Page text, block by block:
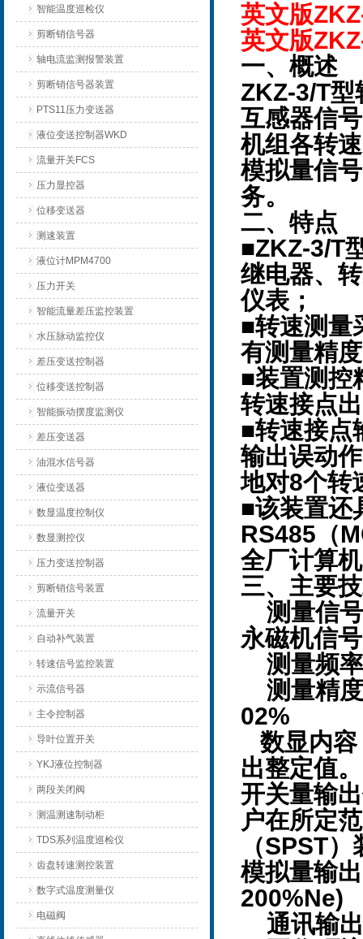
智能温度巡检仪
剪断销信号器
轴电流监测报警装置
剪断销信号器装置
PTS11压力变送器
液位变送控制器WKD
流量开关FCS
压力显控器
位移变送器
测速装置
液位计MPM4700
压力开关
智能流量差压监控装置
水压脉动监控仪
差压变送控制器
位移变送控制器
智能振动摆度监测仪
差压变送器
油混水信号器
液位变送器
数显温度控制仪
数显测控仪
压力变送控制器
剪断销信号装置
流量开关
自动补气装置
转速信号监控装置
示流信号器
主令控制器
导叶位置开关
YKJ液位控制器
两段关闭阀
测温测速制动柜
TDS系列温度巡检仪
齿盘转速测控装置
数字式温度测量仪
电磁阀
英文版
英文版
一、概述
ZKZ-3/T型
互感器信
机组各转
模拟量信
务。
二、特点
■ZKZ-3/T
继电器、
仪表；
■转速测量
有测量精
■装置测控
转速接点
■转速接点
输出误动
地对8个转
■该装置还
RS485 （
全厂计算
三、主要
测量信
永磁机信
测量频
测量精
02%
数显内容
出整定值。
开关量输
户在所定
（SPST）
模拟量输
200%Ne)
通讯输